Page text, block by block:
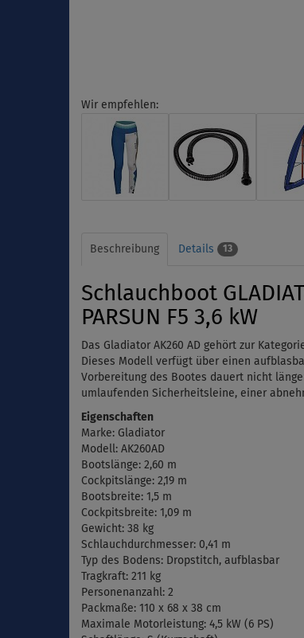
Wir empfehlen:
Beschreibung Details 13
Schlauchboot
PARSUN F5 3,6 kW
Das Gladiator AK260 AD gehört zur
Dieses Modell verfügt über einen
Vorbereitung des Bootes dauert nicht
umlaufenden Sicherheitsleine, einer
Eigenschaften
Marke: Gladiator
Modell: AK260AD
Bootslänge: 2,60 m
Cockpitslänge: 2,19 m
Bootsbreite: 1,5 m
Cockpitsbreite: 1,09 m
Gewicht: 38 kg
Schlauchdurchmesser: 0,41 m
Typ des Bodens: Dropstitch, aufblasbar
Tragkraft: 211 kg
Personenanzahl: 2
Packmaße: 110 x 68 x 38 cm
Maximale Motorleistung: 4,5 kW (6 PS)